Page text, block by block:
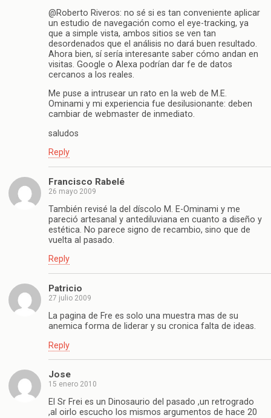
@Roberto Riveros: no sé si es tan conveniente aplicar
un estudio de navegación como el eye-tracking, ya
que a simple vista, ambos sitios se ven tan
desordenados que el análisis no dará buen resultado.
Ahora bien, sí sería interesante saber cómo andan en
visitas. Google o Alexa podrían dar fe de datos
cercanos a los reales.
Me puse a intrusear un rato en la web de M.E.
Ominami y mi experiencia fue desilusionante: deben
cambiar de webmaster de inmediato.
saludos
Reply
Francisco Rabelé
26 mayo 2009
También revisé la del díscolo M. E-Ominami y me
pareció artesanal y antediluviana en cuanto a diseño y
estética. No parece signo de recambio, sino que de
vuelta al pasado.
Reply
Patricio
27 julio 2009
La pagina de Fre es solo una muestra mas de su
anemica forma de liderar y su cronica falta de ideas.
Reply
Jose
15 enero 2010
El Sr Frei es un Dinosaurio del pasado ,un retrogrado
,al oirlo escucho los mismos argumentos de hace 20